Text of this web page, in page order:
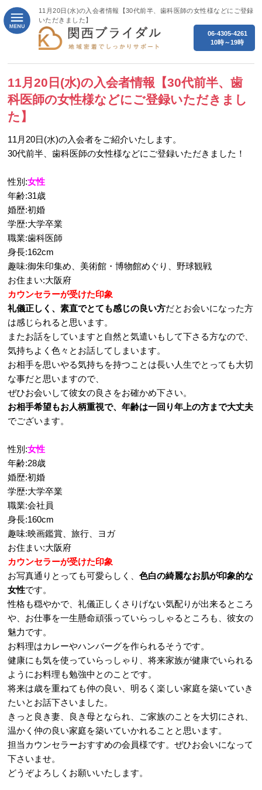
11月20日(水)の入会者情報【30代前半、歯科医師の女性様などにご登録
いただきました】
06-4305-4261
10時～19時
11月20日(水)の入会者情報【30代前半、歯
科医師の女性様などにご登録いただきまし
た】
11月20日(水)の入会者をご紹介いたします。
30代前半、歯科医師の女性様などにご登録いただきました！
性別:女性
年齢:31歳
婚歴:初婚
学歴:大学卒業
職業:歯科医師
身長:162cm
趣味:御朱印集め、美術館・博物館めぐり、野球観戦
お住まい:大阪府
カウンセラーが受けた印象
礼儀正しく、素直でとても感じの良い方だとお会いになった方
は感じられると思います。
またお話をしていますと自然と気遣いもして下さる方なので、
気持ちよく色々とお話してしまいます。
お相手を思いやる気持ちを持つことは長い人生でとっても大切
な事だと思いますので、
ぜひお会いして彼女の良さをお確かめ下さい。
お相手希望もお人柄重視で、年齢は一回り年上の方まで大丈夫
でございます。
性別:女性
年齢:28歳
婚歴:初婚
学歴:大学卒業
職業:会社員
身長:160cm
趣味:映画鑑賞、旅行、ヨガ
お住まい:大阪府
カウンセラーが受けた印象
お写真通りとっても可愛らしく、色白の綺麗なお肌が印象的な
女性です。
性格も穏やかで、礼儀正しくさりげない気配りが出来るところ
や、お仕事を一生懸命頑張っていらっしゃるところも、彼女の
魅力です。
お料理はカレーやハンバーグを作られるそうです。
健康にも気を使っていらっしゃり、将来家族が健康でいられる
ようにお料理も勉強中とのことです。
将来は歳を重ねても仲の良い、明るく楽しい家庭を築いていき
たいとお話下さいました。
きっと良き妻、良き母となられ、ご家族のことを大切にされ、
温かく仲の良い家庭を築いていかれることと思います。
担当カウンセラーおすすめの会員様です。ぜひお会いになって
下さいませ。
どうぞよろしくお願いいたします。